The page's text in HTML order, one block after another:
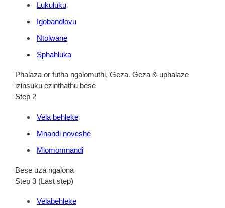
Lukuluku
Igobandlovu
Ntolwane
Sphahluka
Phalaza or futha ngalomuthi, Geza. Geza & uphalaze
izinsuku ezinthathu bese
Step 2
Vela behleke
Mnandi noveshe
Mlomomnandi
Bese uza ngalona
Step 3 (Last step)
Velabehleke